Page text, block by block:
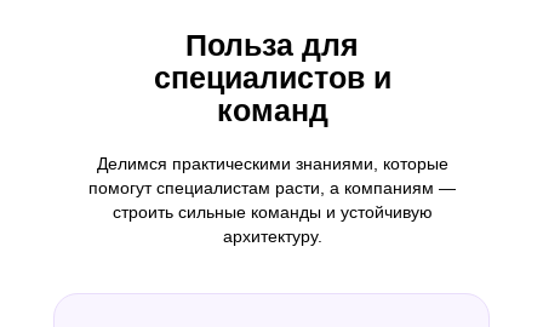
Польза для
специалистов и
команд
Делимся практическими знаниями, которые
помогут специалистам расти, а компаниям —
строить сильные команды и устойчивую
архитектуру.